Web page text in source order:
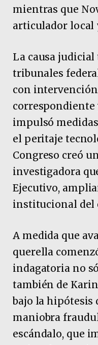
mientras que
articulador
La causa
tribunales
con
correspondiente
impulsó
el peritaje
Congreso creó
investigadora
Ejecutivo,
institucional del
A medida que
querella
indagatoria no
también de
bajo la hipótesis
maniobra
escándalo, que